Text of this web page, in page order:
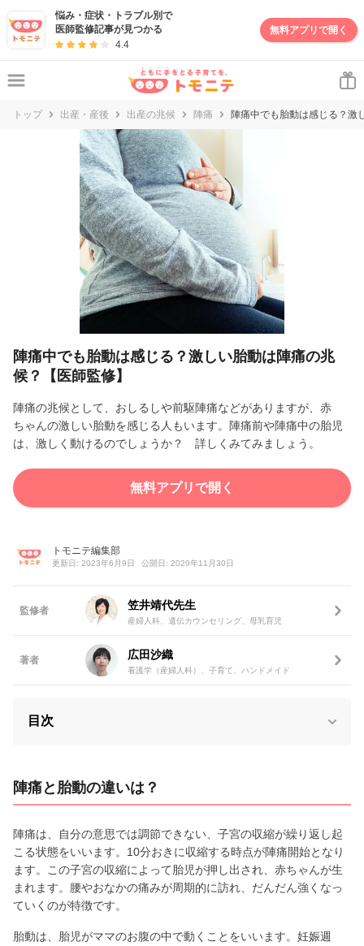
悩み・症状・トラブル別で
医師監修記事が見つかる
4.4
無料アプリで開く
トップ 出産・産後 出産の兆候 陣痛 陣痛中でも胎動は感じる？激
陣痛中でも胎動は感じる？激しい胎動は陣痛の兆
候？【医師監修】
陣痛の兆候として、おしるしや前駆陣痛などがありますが、赤
ちゃんの激しい胎動を感じる人もいます。陣痛前や陣痛中の胎児
は、激しく動けるのでしょうか？ 詳しくみてみましょう。
無料アプリで開く
トモニテ編集部
更新日: 2023年6月9日 公開日: 2020年11月30日
監修者 笠井靖代先生
産婦人科、遺伝カウンセリング、母乳育児
著者 広田沙織
看護学（産婦人科）、子育て、ハンドメイド
目次
陣痛と胎動の違いは？
陣痛は、自分の意思では調節できない、子宮の収縮が繰り返し起
こる状態をいいます。10分おきに収縮する時点が陣痛開始となり
ます。この子宮の収縮によって胎児が押し出され、赤ちゃんが生
まれます。腰やおなかの痛みが周期的に訪れ、だんだん強くなっ
ていくのが特徴です。
胎動は、胎児がママのお腹の中で動くことをいいます。妊娠週
妊娠・出産・子育て情報サイト | トモニテ